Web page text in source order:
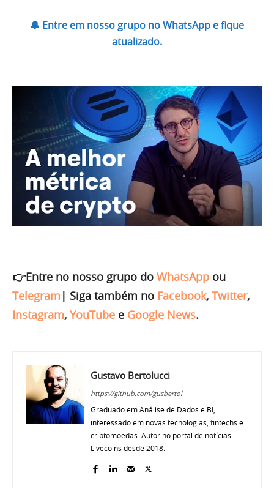
🔔 Entre em nosso grupo no WhatsApp e fique
atualizado.
👉Entre no nosso grupo do WhatsApp ou
Telegram | Siga também no Facebook, Twitter,
Instagram, YouTube e Google News.
Gustavo Bertolucci
https://github.com/gusbertol
Graduado em Análise de Dados e BI,
interessado em novas tecnologias, fintechs e
criptomoedas. Autor no portal de notícias
Livecoins desde 2018.